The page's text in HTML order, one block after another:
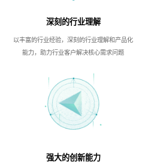
深刻的行业理解
以丰富的行业经验，深刻的行业理解和产品化
能力，助力行业客户解决核心需求问题
强大的创新能力